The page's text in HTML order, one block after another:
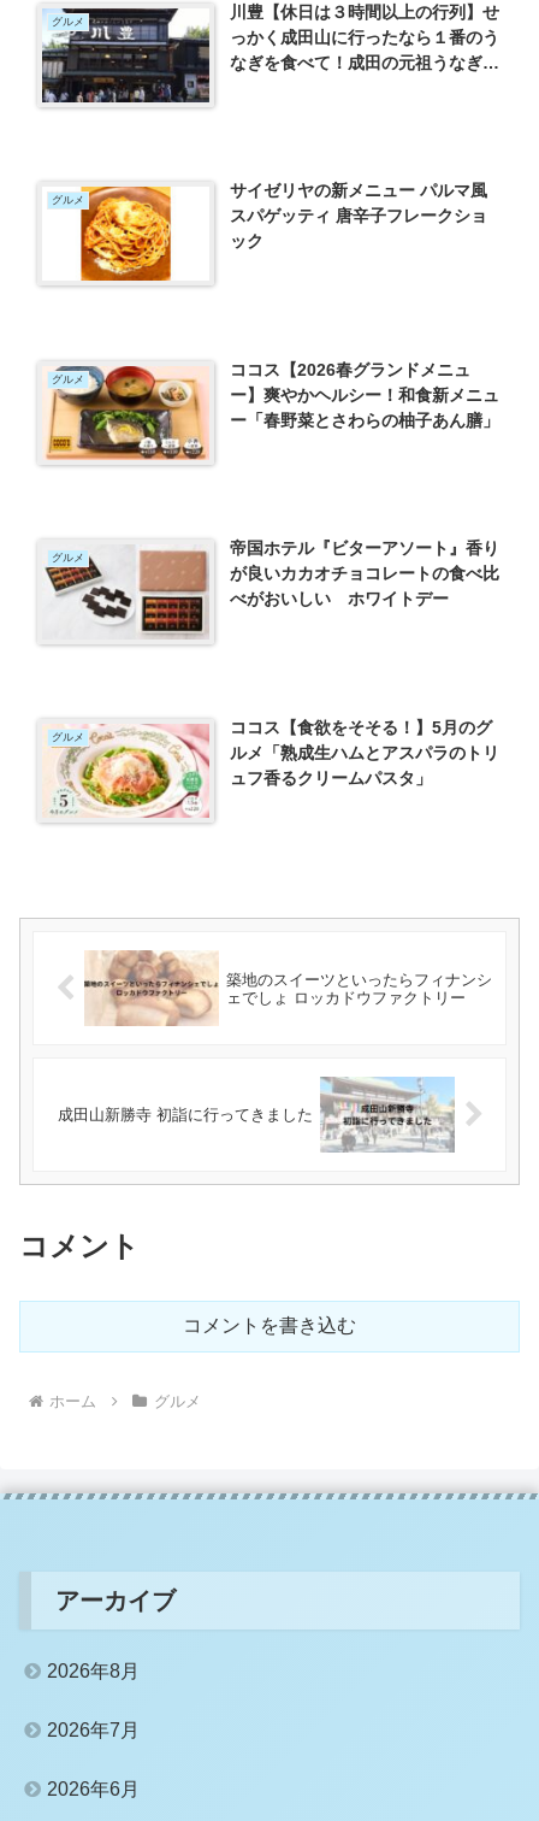
グルメ
川豊【休日は３時間以上の行列】せ
っかく成田山に行ったなら１番のう
なぎを食べて！成田の元祖うなぎ専
グルメ
サイゼリヤの新メニュー パルマ風
スパゲッティ 唐辛子フレークショ
ック
グルメ
ココス【2026春グランドメニュ
ー】爽やかヘルシー！和食新メニュ
ー「春野菜とさわらの柚子あん膳」
グルメ
帝国ホテル『ビターアソート』香り
が良いカカオチョコレートの食べ比
べがおいしい ホワイトデー
グルメ
ココス【食欲をそそる！】5月のグ
ルメ「熟成生ハムとアスパラのトリ
ュフ香るクリームパスタ」
築地のスイーツといったらフィナンシ
ェでしょ ロッカドウファクトリー
成田山新勝寺 初詣に行ってきました
コメント
コメントを書き込む
ホーム グルメ
アーカイブ
2026年8月
2026年7月
2026年6月